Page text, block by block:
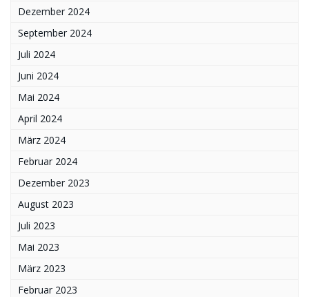
Dezember 2024
September 2024
Juli 2024
Juni 2024
Mai 2024
April 2024
März 2024
Februar 2024
Dezember 2023
August 2023
Juli 2023
Mai 2023
März 2023
Februar 2023